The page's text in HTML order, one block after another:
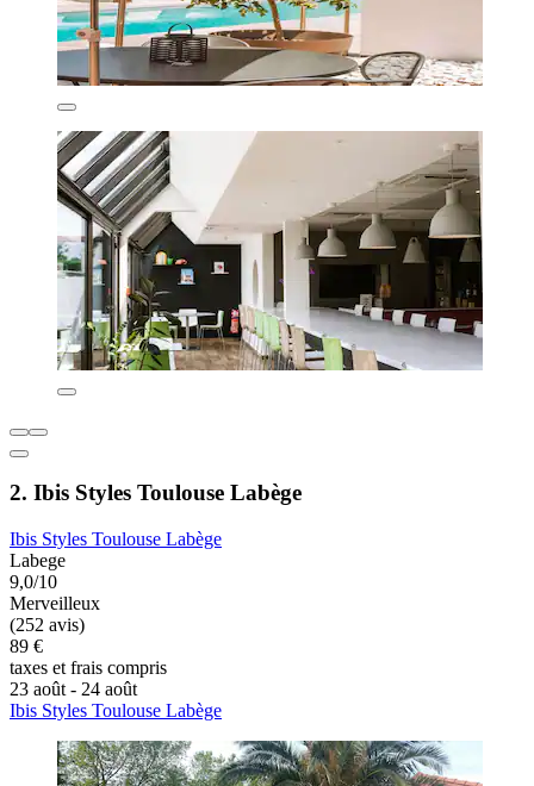
2. Ibis Styles Toulouse Labège
Ibis Styles Toulouse Labège
Labege
9,0/10
Merveilleux
(252 avis)
89 €
taxes et frais compris
23 août - 24 août
Ibis Styles Toulouse Labège